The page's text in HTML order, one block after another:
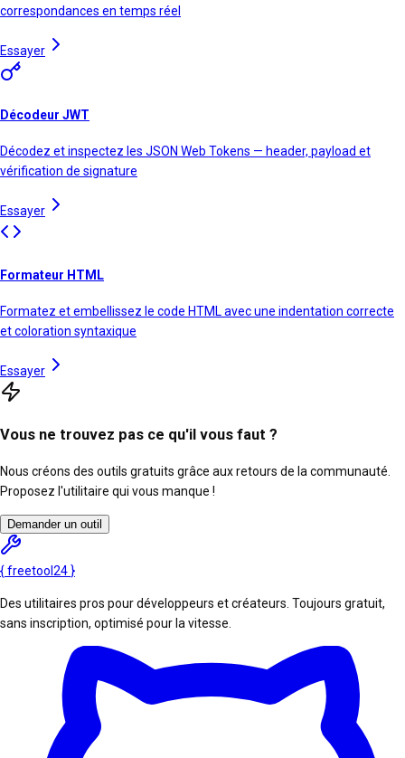
correspondances en temps réel
Essayer
Décodeur JWT
Décodez et inspectez les JSON Web Tokens — header, payload et
vérification de signature
Essayer
Formateur HTML
Formatez et embellissez le code HTML avec une indentation correcte
et coloration syntaxique
Essayer
Vous ne trouvez pas ce qu'il vous faut ?
Nous créons des outils gratuits grâce aux retours de la communauté.
Proposez l'utilitaire qui vous manque !
Demander un outil
{freetool 24 }
Des utilitaires pros pour développeurs et créateurs. Toujours gratuit,
sans inscription, optimisé pour la vitesse.